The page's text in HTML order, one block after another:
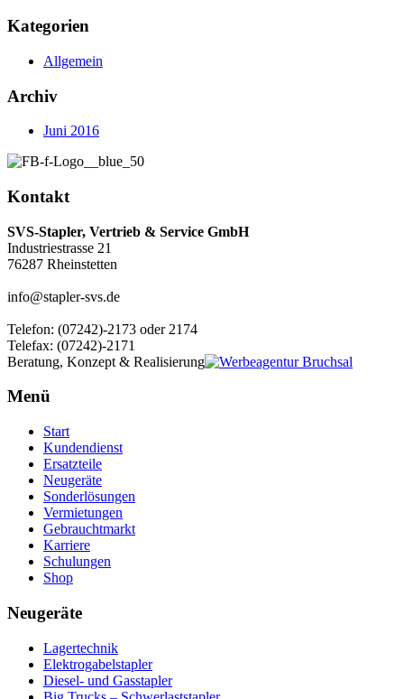
Kategorien
Allgemein
Archiv
Juni 2016
Kontakt
SVS-Stapler, Vertrieb & Service GmbH
Industriestrasse 21
76287 Rheinstetten
info@stapler-svs.de
Telefon: (07242)-2173 oder 2174
Telefax: (07242)-2171
Beratung, Konzept & Realisierung
Menü
Start
Kundendienst
Ersatzteile
Neugeräte
Sonderlösungen
Vermietungen
Gebrauchtmarkt
Karriere
Schulungen
Shop
Neugeräte
Lagertechnik
Elektrogabelstapler
Diesel- und Gasstapler